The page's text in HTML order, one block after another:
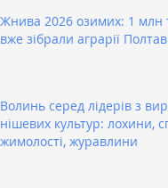
Жнива 2026 озимих: 1 млн
вже зібрали аграрії
Волинь серед лідерів з
нішевих культур: лохини,
жимолості, журавлини